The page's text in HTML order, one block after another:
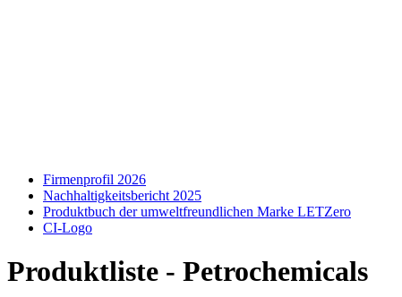
Firmenprofil 2026
Nachhaltigkeitsbericht 2025
Produktbuch der umweltfreundlichen Marke LETZero
CI-Logo
Produktliste - Petrochemicals